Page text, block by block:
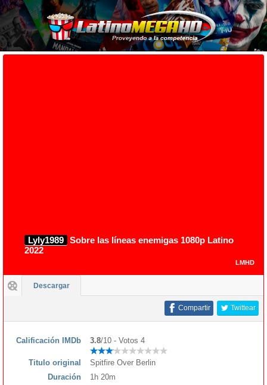
Lyly1989 Sobre las líneas enemigas 1080p Latino
2022
LMHD
Descargar
Twittear
Compartir
Calificación IMDb 3.8/10 - Votos 4
Titulo original
Spitfire Over Berlin
Duración
1h 20m